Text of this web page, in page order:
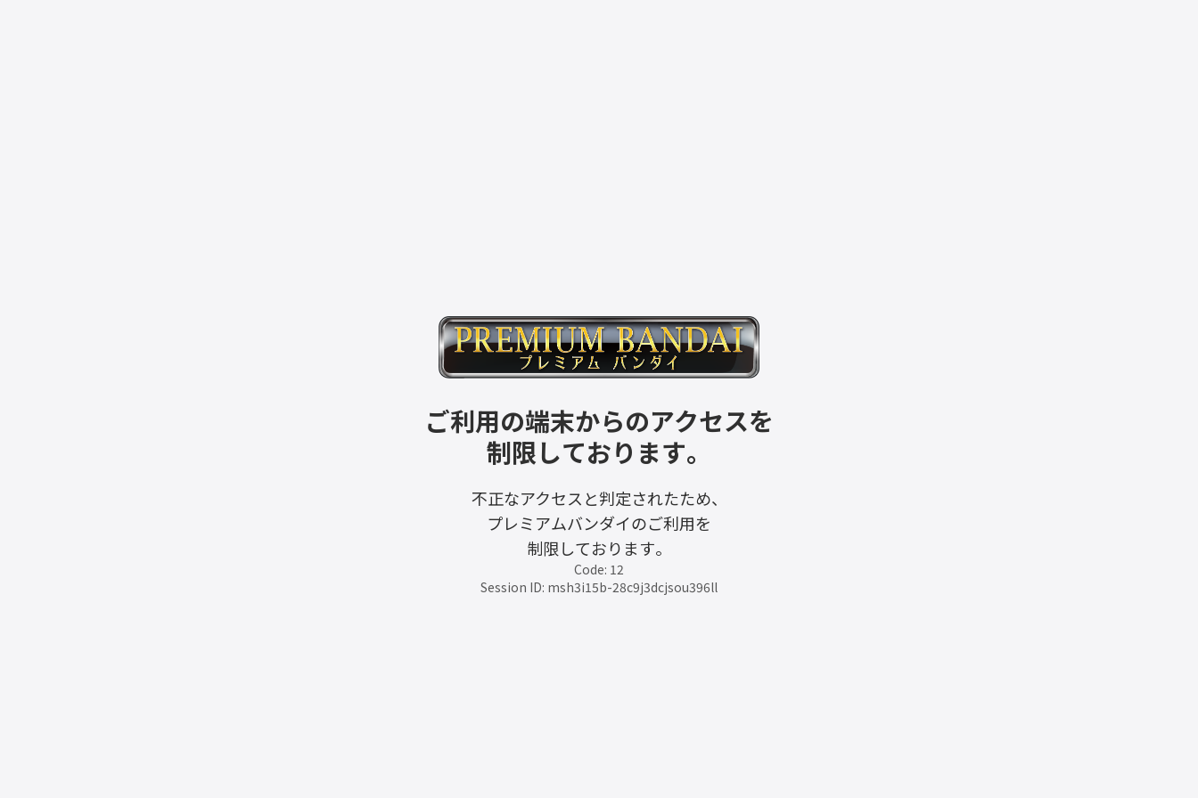
ご利用の端末からのアクセスを
制限しております。
不正なアクセスと判定されたため、
プレミアムバンダイのご利用を
制限しております。
Code: 12
Session ID: msh3i15b-28c9j3dcjsou396ll